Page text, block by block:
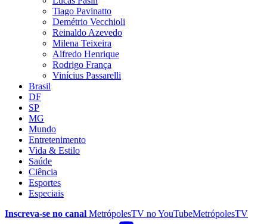
Tiago Pavinatto
Demétrio Vecchioli
Reinaldo Azevedo
Milena Teixeira
Alfredo Henrique
Rodrigo França
Vinícius Passarelli
Brasil
DF
SP
MG
Mundo
Entretenimento
Vida & Estilo
Saúde
Ciência
Esportes
Especiais
Inscreva-se no canal MetrópolesTV noYouTubeMetrópolesTV